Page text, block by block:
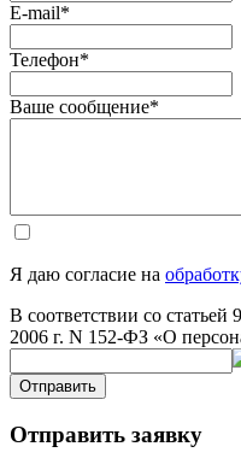
E-mail*
Телефон*
Ваше сообщение*
Я даю согласие на
В соответствии со статьей
2006 г. N 152-ФЗ «О
Отправить
Отправить заявку